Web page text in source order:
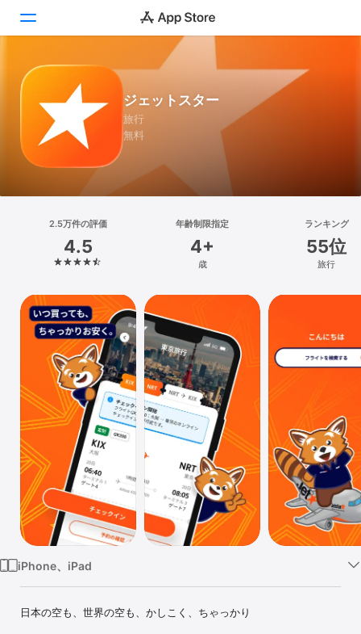
Today
ゲーム
アプリ
検索
プラットフォーム
iPhone
iPad
Mac
Watch
TV
ジェットスター
旅行
無料
2.5万件の評価
4.5
年齢制限指定
4+
歳
ランキング
55位
旅行
iPhone、iPad
日本の空も、世界の空も、かしこく、ちゃっかり